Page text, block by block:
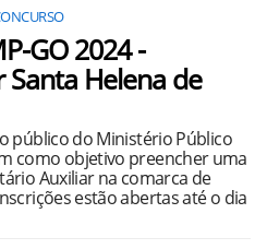
GO 2024 -
Helena de
público do Ministério Público
como objetivo preencher uma
Auxiliar na comarca de
estão abertas até o dia